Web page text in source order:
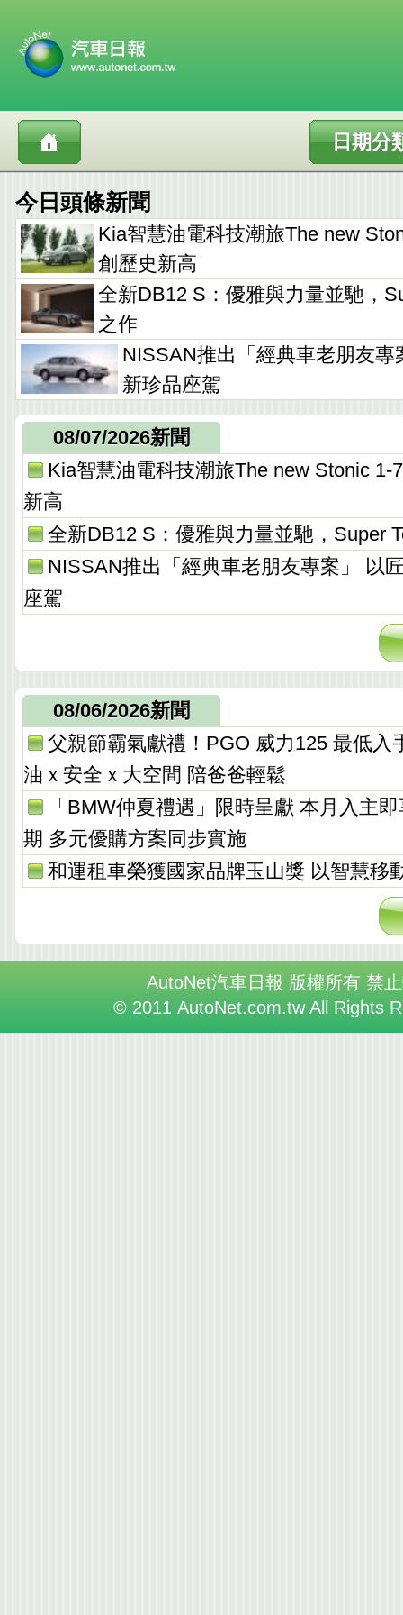
日期分
今日頭條新聞
Kia智慧油電科技潮旅The new
創歷史新高
全新DB12 S：優雅與力量並馳，
之作
NISSAN推出「經典車老朋友專
新珍品座駕
08/07/2026新聞
Kia智慧油電科技潮旅The new Stonic 1-
新高
全新DB12 S：優雅與力量並馳，Super
NISSAN推出「經典車老朋友專案」 以
座駕
08/06/2026新聞
父親節霸氣獻禮！PGO 威力125 最低入
油ｘ安全ｘ大空間 陪爸爸輕鬆
「BMW仲夏禮遇」限時呈獻 本月入主
期 多元優購方案同步實施
和運租車榮獲國家品牌玉山獎 以智慧移
AutoNet汽車日報 版權所有 禁
© 2011 AutoNet.com.tw All Rights